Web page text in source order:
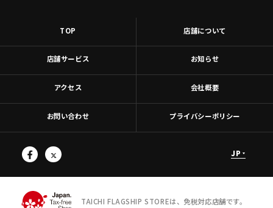
TOP 店舗について
店舗サービス お知らせ
アクセス 会社概要
お問い合わせ プライバシーポリシー
JP
TAICHI FLAGSHIP STOREは、免税対応店舗です。